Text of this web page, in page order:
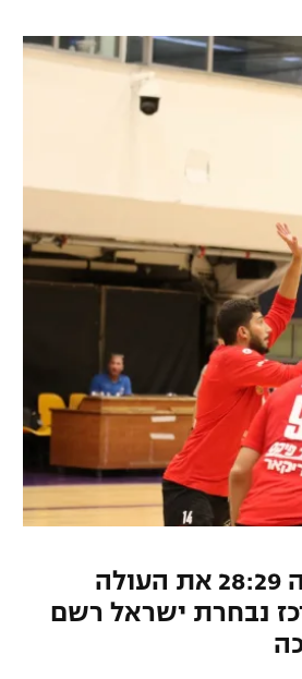
סנסציית העונה כמעט נרשמה כשהאלופה ניצחה 28:29 את העולה
נבחרת ישראל רשם